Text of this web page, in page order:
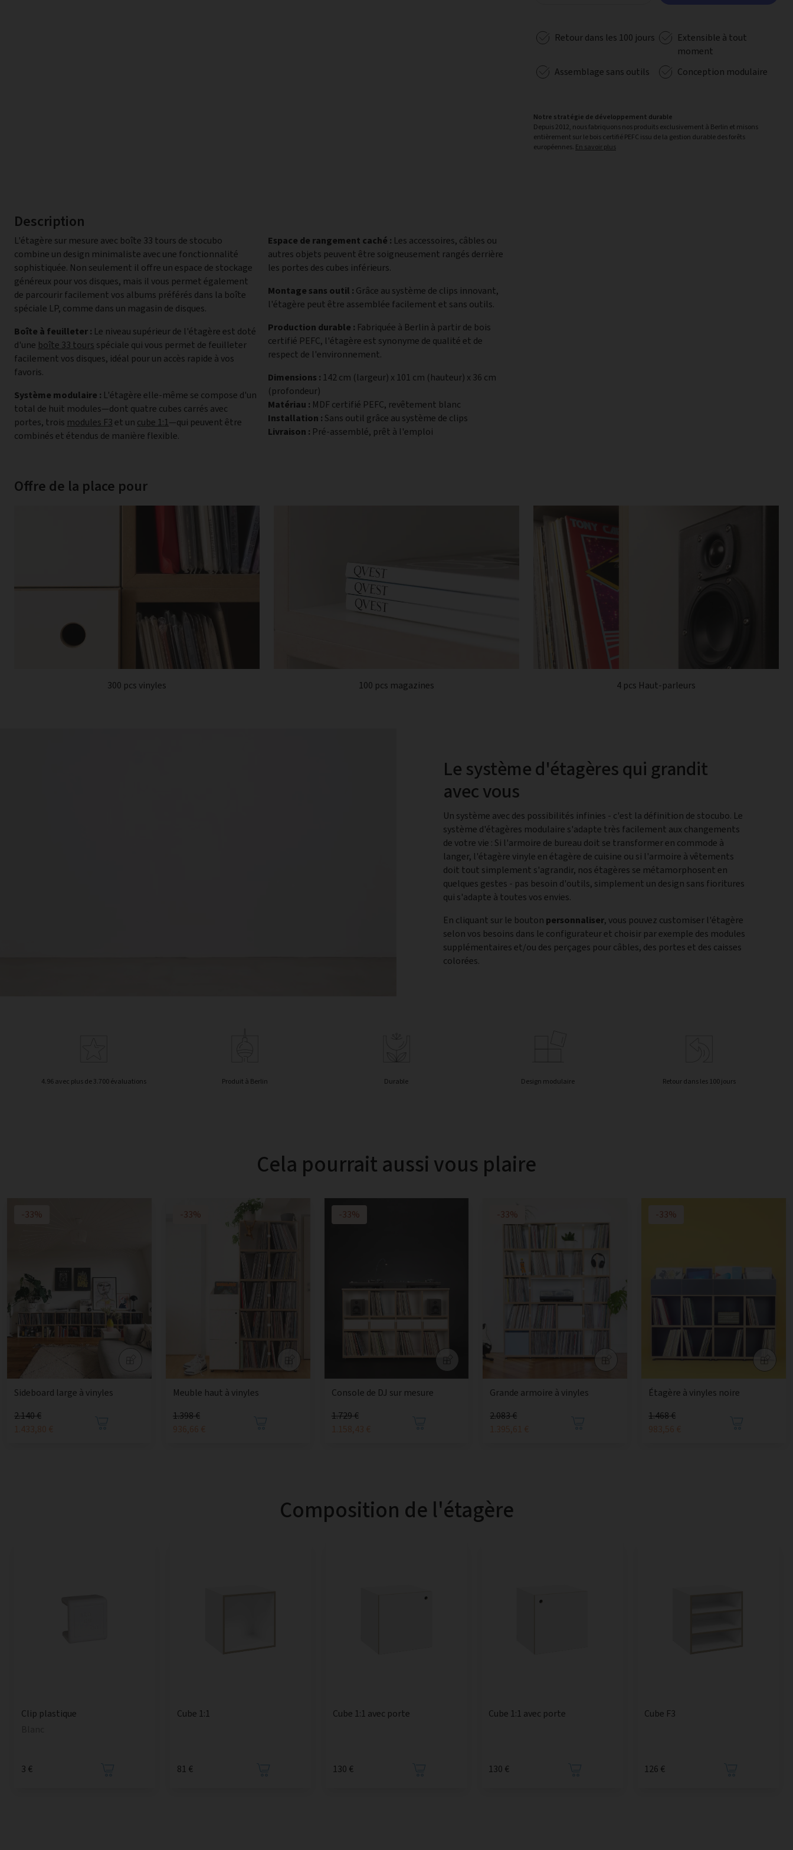
Description
L'étagère sur mesure avec boîte 33 tours de stocubo
combine un design minimaliste avec une fonctionnalité
sophistiquée. Non seulement il offre un espace de stockage
généreux pour vos disques, mais il vous permet également
de parcourir facilement vos albums préférés dans la boîte
spéciale LP, comme dans un magasin de disques.
Boîte à feuilleter : Le niveau supérieur de l'étagère est doté
d'une boîte 33 tours spéciale qui vous permet de feuilleter
facilement vos disques, idéal pour un accès rapide à vos
favoris.
Système modulaire : L'étagère elle-même se compose d'un
total de huit modules—dont quatre cubes carrés avec
portes, trois modules F3et un cube 1:1—qui peuvent être
combinés et étendus de manière flexible.
Espace de rangement caché : Les accessoires, câbles ou
autres objets peuvent être soigneusement rangés derrière
les portes des cubes inférieurs.
Montage sans outil : Grâce au système de clips innovant,
l'étagère peut être assemblée facilement et sans outils.
Production durable : Fabriquée à Berlin à partir de bois
certifié PEFC, l'étagère est synonyme de qualité et de
respect de l'environnement.
Dimensions : 142 cm (largeur) x 101 cm (hauteur) x 36 cm
(profondeur)
Matériau : MDF certifié PEFC, revêtement blanc
Installation : Sans outil grâce au système de clips
Livraison : Pré-assemblé, prêt à l'emploi
Retour dans les 100 jours
Extensible à tout
moment
Assemblage sans outils
Conception modulaire
Notre stratégie de développement durable
Depuis 2012, nous fabriquons nos produits exclusivement à Berlin et misons
entièrement sur le bois certifié PEFC issu de la gestion durable des forêts
européennes. En savoir plus
Offre de la place pour
300 pcs vinyles 100 pcs magazines 4 pcs Haut-parleurs
Le système d'étagères qui grandit
avec vous
Un système avec des possibilités infinies - c'est la définition de stocubo. Le
système d'étagères modulaire s'adapte très facilement aux changements
de votre vie : Si l'armoire de bureau doit se transformer en commode à
langer, l'étagère vinyle en étagère de cuisine ou si l'armoire à vêtements
doit tout simplement s'agrandir, nos étagères se métamorphosent en
quelques gestes - pas besoin d'outils, simplement un design sans fioritures
qui s'adapte à toutes vos envies.
En cliquant sur le bouton personnaliser, vous pouvez customiser l'étagère
selon vos besoins dans le configurateur et choisir par exemple des modules
supplémentaires et/ou des perçages pour câbles, des portes et des caisses
colorées.
4.96 avec plus de 3.700 évaluations Produit à Berlin Durable Design modulaire Retour dans les 100 jours
Cela pourrait aussi vous plaire
-33%
Sideboard large à vinyles
2.140 €
1.433,80 €
-33%
Meuble haut à vinyles
1.398 €
936,66 €
-33%
Console de DJ sur mesure
1.729 €
1.158,43 €
-33%
Grande armoire à vinyles
2.083 €
1.395,61 €
-33%
Étagère à vinyles noire
1.468 €
983,56 €
Composition de l'étagère
Clip plastique
3 €
Cube 1:1
81 €
Cube 1:1 avec porte
130 €
Cube 1:1 avec porte
130 €
Cube F3
126 €